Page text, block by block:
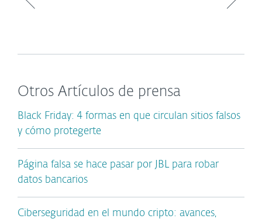
Otros Artículos de prensa
Black Friday: 4 formas en que circulan sitios falsos
y cómo protegerte
Página falsa se hace pasar por JBL para robar
datos bancarios
Ciberseguridad en el mundo cripto: avances,